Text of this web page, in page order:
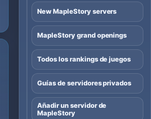
New MapleStory servers
MapleStory grand openings
Todos los rankings de juegos
Guías de servidores privados
Añadir un servidor de
MapleStory